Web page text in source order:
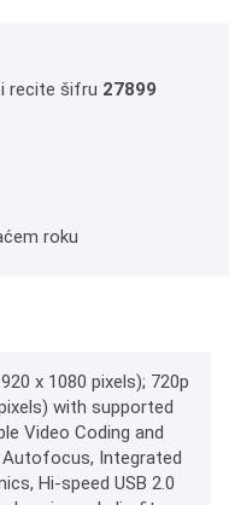
i recite šifru 27899
roku
x 1080 pixels); 720p
with supported
Video Coding and
Autofocus, Integrated
Hi-speed USB 2.0